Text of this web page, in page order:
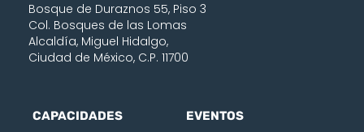
Bosque de Duraznos 55, Piso 3
Col. Bosques de las Lomas
Alcaldía, Miguel Hidalgo,
Ciudad de México, C.P. 11700
CAPACIDADES EVENTOS